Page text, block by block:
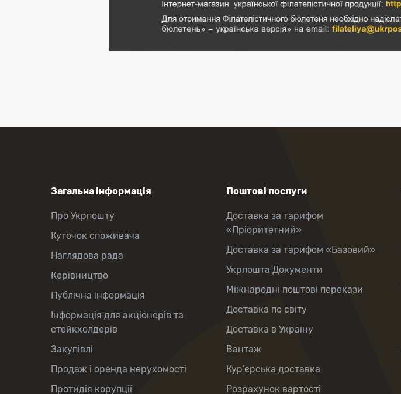
Загальна інформація
Про Укрпошту
Куточок споживача
Наглядова рада
Керівництво
Публічна інформація
Інформація для акціонерів та
стейкхолдерів
Закупівлі
Продаж і оренда нерухомості
Протидія корупції
Поштові послуги
Доставка за тарифом
«Пріоритетний»
Доставка за тарифом «Базовий»
Укрпошта Документи
Міжнародні поштові перекази
Доставка по світу
Доставка в Україну
Вантаж
Кур’єрська доставка
Розрахунок вартості